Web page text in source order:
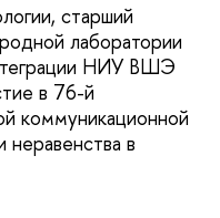
старший
лаборатории
НИУ ВШЭ
в 76-й
коммуникационной
в